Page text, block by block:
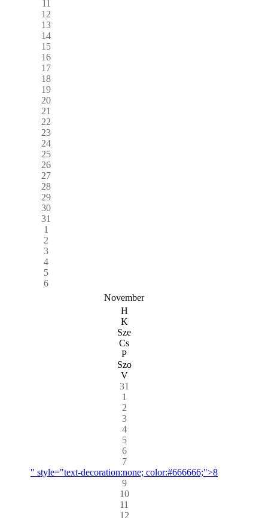
11
12
13
14
15
16
17
18
19
20
21
22
23
24
25
26
27
28
29
30
31
1
2
3
4
5
6
November
H
K
Sze
Cs
P
Szo
V
31
1
2
3
4
5
6
7
" style="text-decoration:none; color:#666666;">8
9
10
11
12